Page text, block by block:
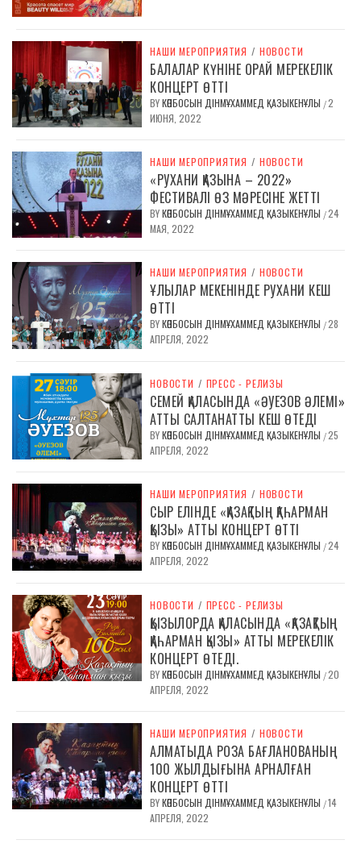
НАШИ МЕРОПРИЯТИЯ / НОВОСТИ
БАЛАЛАР КҮНІНЕ ОРАЙ МЕРЕКЕЛІК
КОНЦЕРТ ӨТТІ
BYКӨПБОСЫН ДІНМҰХАММЕД ҚАЗЫКЕНҰЛЫ /2
ИЮНЯ, 2022
НАШИ МЕРОПРИЯТИЯ / НОВОСТИ
«РУХАНИ ҚАЗЫНА – 2022»
ФЕСТИВАЛІ ӨЗ МӘРЕСІНЕ ЖЕТТІ
BYКӨПБОСЫН ДІНМҰХАММЕД ҚАЗЫКЕНҰЛЫ /24
МАЯ, 2022
НАШИ МЕРОПРИЯТИЯ / НОВОСТИ
ҰЛЫЛАР МЕКЕНІНДЕ РУХАНИ КЕШ
ӨТТІ
BYКӨПБОСЫН ДІНМҰХАММЕД ҚАЗЫКЕНҰЛЫ /28
АПРЕЛЯ, 2022
НОВОСТИ / ПРЕСС - РЕЛИЗЫ
СЕМЕЙ ҚАЛАСЫНДА «ӘУЕЗОВ ӘЛЕМІ»
АТТЫ САЛТАНАТТЫ КЕШ ӨТЕДІ
BYКӨПБОСЫН ДІНМҰХАММЕД ҚАЗЫКЕНҰЛЫ /25
АПРЕЛЯ, 2022
НАШИ МЕРОПРИЯТИЯ / НОВОСТИ
СЫР ЕЛІНДЕ «ҚАЗАҚТЫҢ ҚАҺАРМАН
ҚЫЗЫ» АТТЫ КОНЦЕРТ ӨТТІ
BYКӨПБОСЫН ДІНМҰХАММЕД ҚАЗЫКЕНҰЛЫ /24
АПРЕЛЯ, 2022
НОВОСТИ / ПРЕСС - РЕЛИЗЫ
ҚЫЗЫЛОРДА ҚАЛАСЫНДА «ҚАЗАҚТЫҢ
ҚАҺАРМАН ҚЫЗЫ» АТТЫ МЕРЕКЕЛІК
КОНЦЕРТ ӨТЕДІ.
BYКӨПБОСЫН ДІНМҰХАММЕД ҚАЗЫКЕНҰЛЫ /20
АПРЕЛЯ, 2022
НАШИ МЕРОПРИЯТИЯ / НОВОСТИ
АЛМАТЫДА РОЗА БАҒЛАНОВАНЫҢ
100 ЖЫЛДЫҒЫНА АРНАЛҒАН
КОНЦЕРТ ӨТТІ
BYКӨПБОСЫН ДІНМҰХАММЕД ҚАЗЫКЕНҰЛЫ /14
АПРЕЛЯ, 2022